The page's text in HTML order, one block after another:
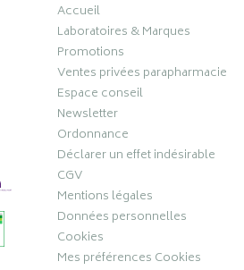
Accueil
Laboratoires & Marques
Promotions
Ventes privées parapharmacie
Espace conseil
Newsletter
Ordonnance
Déclarer un effet indésirable
CGV
Mentions légales
Données personnelles
Cookies
Mes préférences Cookies